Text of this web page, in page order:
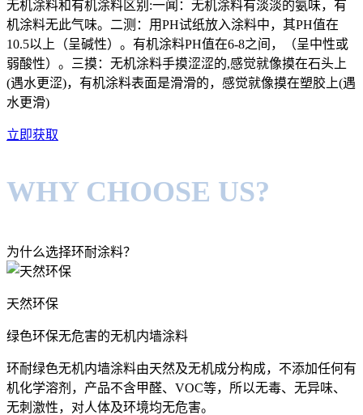
无机涂料和有机涂料区别:一闻：无机涂料有淡淡的氨味，有
机涂料无此气味。二测：用PH试纸放入涂料中，其PH值在
10.5以上（呈碱性）。有机涂料PH值在6-8之间，（呈中性或
弱酸性）。三摸：无机涂料手摸涩涩的,感觉就像摸在石头上
(遇水更涩)，有机涂料表面是滑滑的，感觉就像摸在塑胶上(遇
水更滑)
立即获取
WHY CHOOSE US?
为什么选择环耐涂料？
天然环保
绿色环保无危害的无机内墙涂料
环耐绿色无机内墙涂料由天然及无机成分构成，不添加任何有
机化学溶剂，产品不含甲醛、VOC等，所以无毒、无异味、
无刺激性，对人体及环境均无危害。